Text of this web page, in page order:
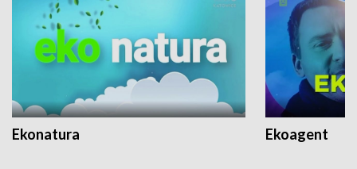
Ekonatura Ekoagent